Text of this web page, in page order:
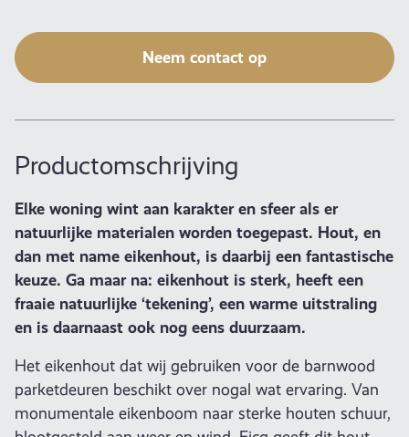
Neem contact op
Productomschrijving
Elke woning wint aan karakter en sfeer als er
natuurlijke materialen worden toegepast. Hout, en
dan met name eikenhout, is daarbij een fantastische
keuze. Ga maar na: eikenhout is sterk, heeft een
fraaie natuurlijke ‘tekening’, een warme uitstraling
en is daarnaast ook nog eens duurzaam.
Het eikenhout dat wij gebruiken voor de barnwood
parketdeuren beschikt over nogal wat ervaring. Van
monumentale eikenboom naar sterke houten schuur,